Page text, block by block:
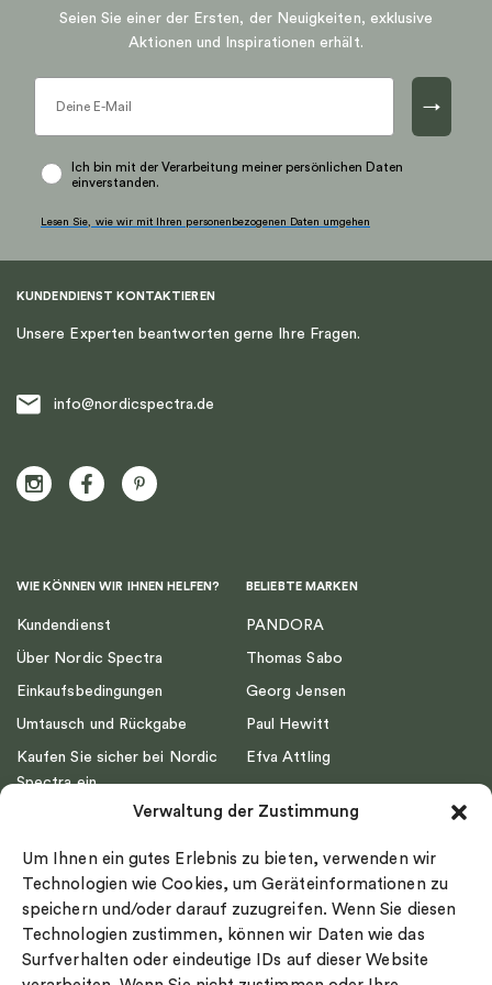
Verwaltung der Zustimmung
Um Ihnen ein gutes Erlebnis zu bieten, verwenden wir
Technologien wie Cookies, um Geräteinformationen zu
speichern und/oder darauf zuzugreifen. Wenn Sie diesen
Technologien zustimmen, können wir Daten wie das
Surfverhalten oder eindeutige IDs auf dieser Website
der
Produktseite
gewählt
werden
auf.
Die
der
Produktseite
werden
Seien Sie einer der Ersten, der Neuigkeiten, exklusive
Aktionen und Inspirationen erhält.
→
Ich bin mit der Verarbeitung meiner persönlichen Daten
einverstanden.
Lesen Sie, wie wir mit Ihren personenbezogenen Daten umgehen
KUNDENDIENST KONTAKTIEREN
Unsere Experten beantworten gerne Ihre Fragen.
info@nordicspectra.de
WIE KÖNNEN WIR IHNEN HELFEN?
Kundendienst
Über Nordic Spectra
Einkaufsbedingungen
Umtausch und Rückgabe
Kaufen Sie sicher bei Nordic
Spectra ein
Impressum
Ringgröße
Widerrufsrecht
Cookie-policy
Sekretesspolicy
BELIEBTE MARKEN
PANDORA
Thomas Sabo
Georg Jensen
Paul Hewitt
Efva Attling
Drakenberg Sjölin
Nordic Spectra